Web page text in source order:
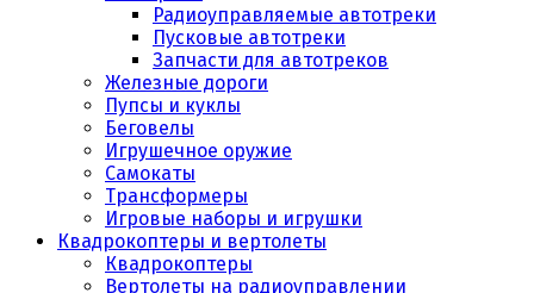
Радиоуправляемые автотреки
Пусковые автотреки
Запчасти для автотреков
Железные дороги
Пупсы и куклы
Беговелы
Игрушечное оружие
Самокаты
Трансформеры
Игровые наборы и игрушки
Квадрокоптеры и вертолеты
Квадрокоптеры
Вертолеты на радиоуправлении